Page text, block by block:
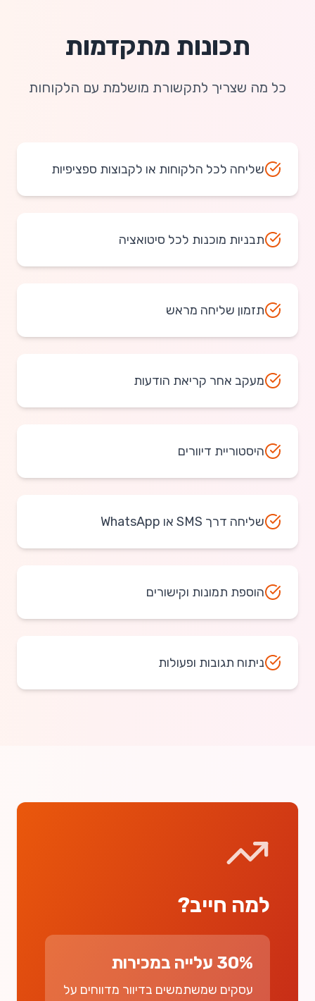
תכונות מתקדמות
כל מה שצריך לתקשורת מושלמת עם הלקוחות
שליחה לכל הלקוחות או לקבוצות ספציפיות
תבניות מוכנות לכל סיטואציה
תזמון שליחה מראש
מעקב אחר קריאת הודעות
היסטוריית דיוורים
שליחה דרך SMS או WhatsApp
הוספת תמונות וקישורים
ניתוח תגובות ופעולות
למה חייב?
30% עלייה במכירות
עסקים שמשתמשים בדיוור מדווחים על